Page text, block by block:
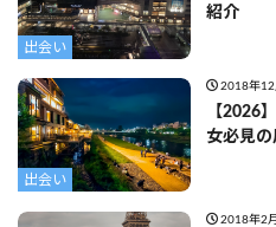
出会い
紹介
出会い
2018年12
【2026
女必見
2018年2